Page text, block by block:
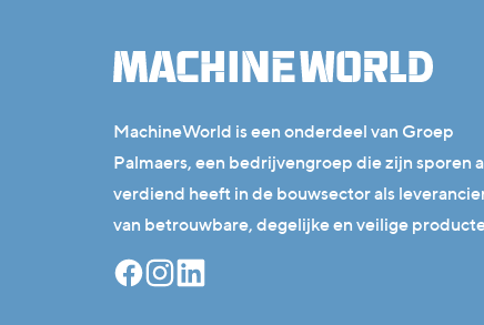
MachineWorld is een onderdeel van Groep
Palmaers, een bedrijvengroep die zijn sporen
verdiend heeft in de bouwsector als
van betrouwbare, degelijke en veilige
FacebookInstagram